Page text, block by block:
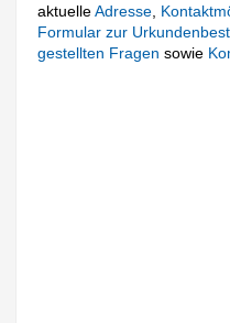
aktuelleAdresse
Formular zur
gestellten Fragen sowie